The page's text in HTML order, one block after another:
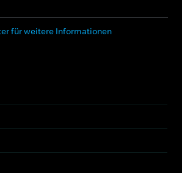
für weitere Informationen